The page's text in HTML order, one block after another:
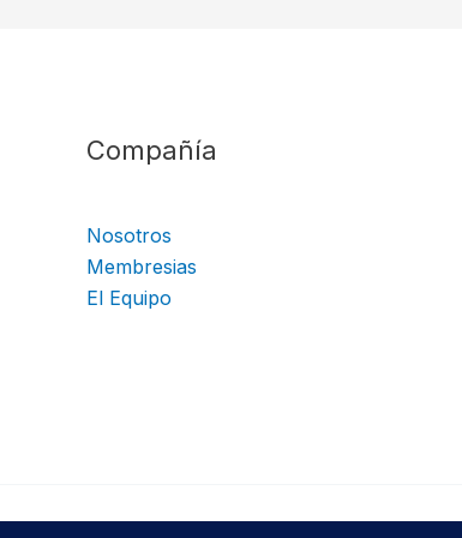
Compañía
Nosotros
Membresias
El Equipo